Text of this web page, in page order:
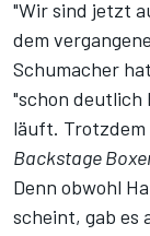
"Wir sind jetzt
dem
Schumacher
"schon deutlich
läuft.
Backstage
Denn obwohl
scheint, gab es